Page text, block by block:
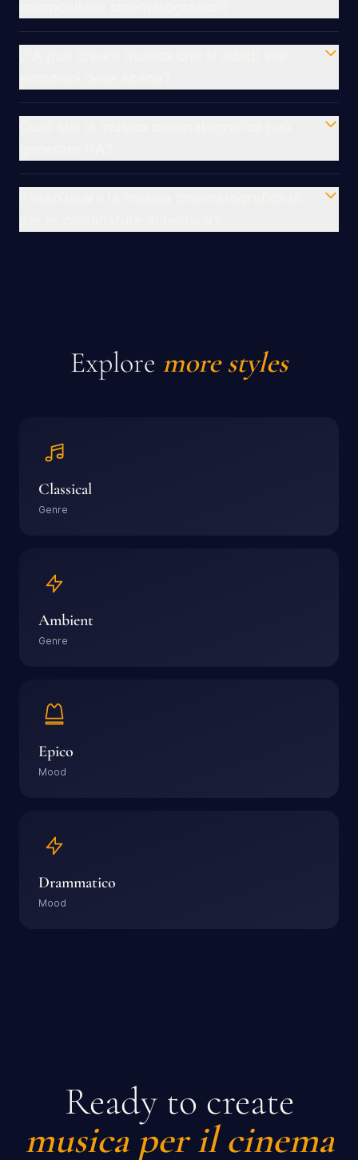
Explore more styles
Classical
Genre
Ambient
Genre
Epico
Mood
Drammatico
Mood
Ready to create
musica per il cinema